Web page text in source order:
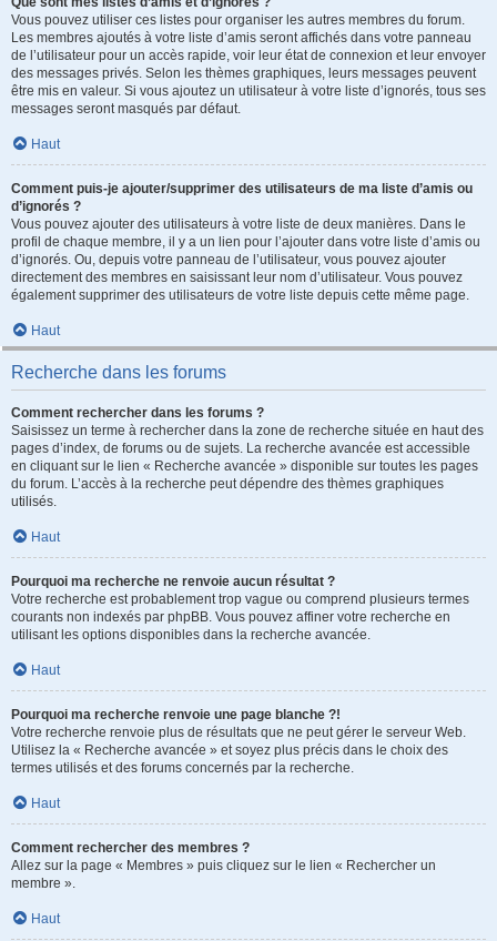
Vous pouvez utiliser ces listes pour organiser les autres membres du forum.
Les membres ajoutés à votre liste d’amis seront affichés dans votre panneau
de l’utilisateur pour un accès rapide, voir leur état de connexion et leur envoyer
des messages privés. Selon les thèmes graphiques, leurs messages peuvent
être mis en valeur. Si vous ajoutez un utilisateur à votre liste d’ignorés, tous ses
messages seront masqués par défaut.
Haut
Comment puis-je ajouter/supprimer des utilisateurs de ma liste d’amis ou
d’ignorés ?
Vous pouvez ajouter des utilisateurs à votre liste de deux manières. Dans le
profil de chaque membre, il y a un lien pour l’ajouter dans votre liste d’amis ou
d’ignorés. Ou, depuis votre panneau de l’utilisateur, vous pouvez ajouter
directement des membres en saisissant leur nom d’utilisateur. Vous pouvez
également supprimer des utilisateurs de votre liste depuis cette même page.
Haut
Recherche dans les forums
Comment rechercher dans les forums ?
Saisissez un terme à rechercher dans la zone de recherche située en haut des
pages d’index, de forums ou de sujets. La recherche avancée est accessible
en cliquant sur le lien « Recherche avancée » disponible sur toutes les pages
du forum. L’accès à la recherche peut dépendre des thèmes graphiques
utilisés.
Haut
Pourquoi ma recherche ne renvoie aucun résultat ?
Votre recherche est probablement trop vague ou comprend plusieurs termes
courants non indexés par phpBB. Vous pouvez affiner votre recherche en
utilisant les options disponibles dans la recherche avancée.
Haut
Pourquoi ma recherche renvoie une page blanche ?!
Votre recherche renvoie plus de résultats que ne peut gérer le serveur Web.
Utilisez la « Recherche avancée » et soyez plus précis dans le choix des
termes utilisés et des forums concernés par la recherche.
Haut
Comment rechercher des membres ?
Allez sur la page « Membres » puis cliquez sur le lien « Rechercher un
membre ».
Haut